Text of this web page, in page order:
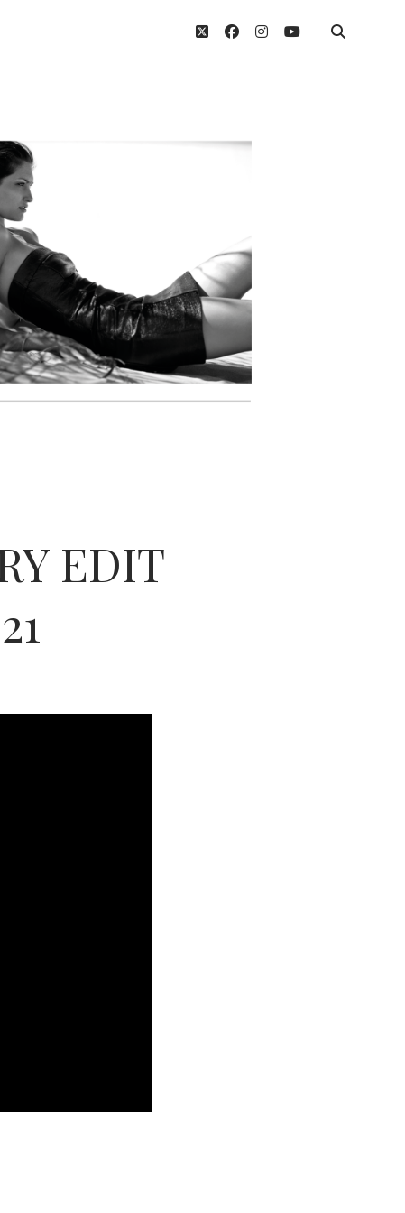
twitterfacebook
instagram
youtube
EDIT